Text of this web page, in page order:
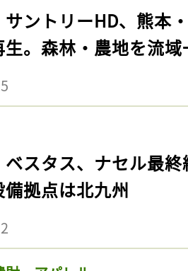
サントリーHD、熊本
生。森林・農地を流
ベスタス、ナセル最
拠点は北九州